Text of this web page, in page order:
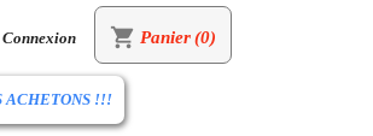
Connexion shopping_cart Panier(0)
ACHETONS !!!